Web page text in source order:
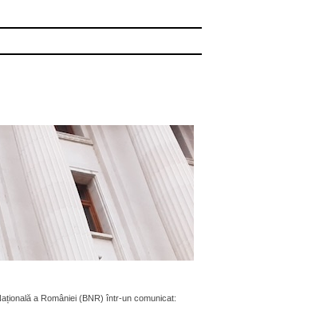
a României (BNR) într-un comunicat: